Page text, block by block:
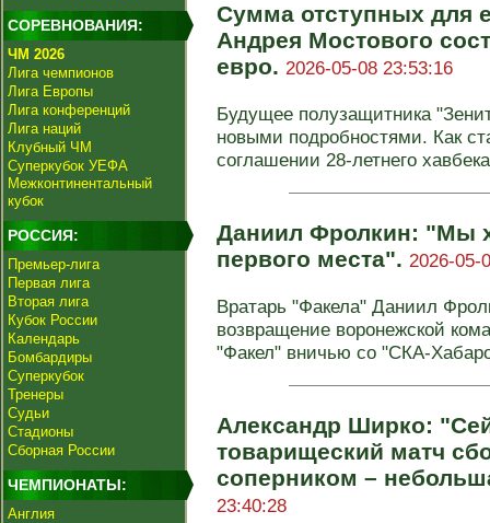
СОРЕВНОВАНИЯ:
ЧМ 2026
Лига чемпионов
Лига Европы
Лига конференций
Лига наций
Клубный ЧМ
Суперкубок УЕФА
Межконтинентальный
кубок
РОССИЯ:
Премьер-лига
Первая лига
Вторая лига
Кубок России
Календарь
Бомбардиры
Суперкубок
Тренеры
Судьи
Стадионы
Сборная России
ЧЕМПИОНАТЫ:
Англия
Сумма отступных для
Андрея Мостового
евро. 2026-05-08 23:53:16
Будущее полузащитника
новыми подробностями. Как
соглашении 28-летнего хавбека
Даниил Фролкин: "Мы
первого места". 2026-05-
Вратарь "Факела" Даниил
возвращение воронежской
"Факел" вничью со "СКА-
Александр Ширко:
товарищеский матч
соперником –
23:40:28